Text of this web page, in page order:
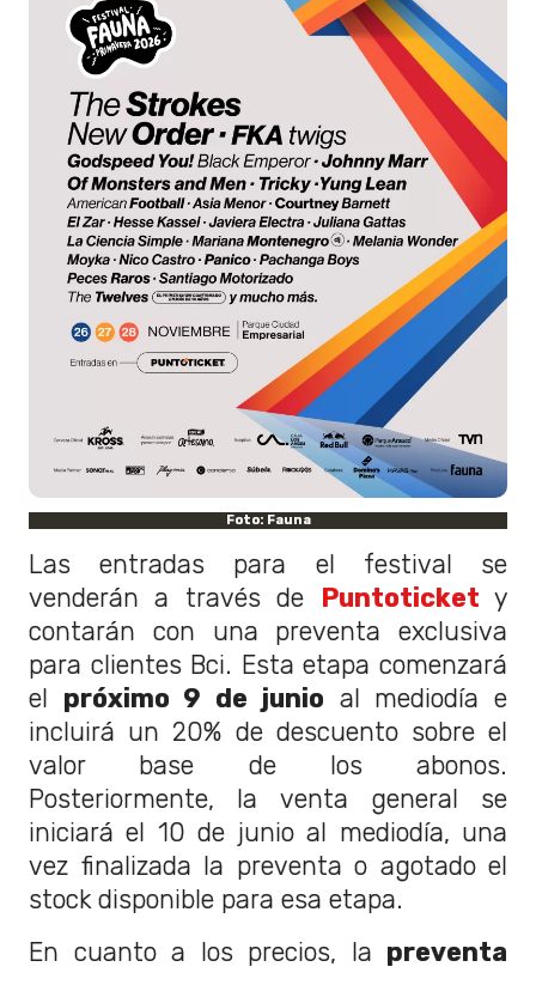
Foto: Fauna
Las entradas para el festival se
venderán a través de Puntoticket y
contarán con una preventa exclusiva
para clientes Bci. Esta etapa comenzará
el próximo 9 de junio al mediodía e
incluirá un 20% de descuento sobre el
valor base de los abonos.
Posteriormente, la venta general se
iniciará el 10 de junio al mediodía, una
vez finalizada la preventa o agotado el
stock disponible para esa etapa.
En cuanto a los precios, la preventa